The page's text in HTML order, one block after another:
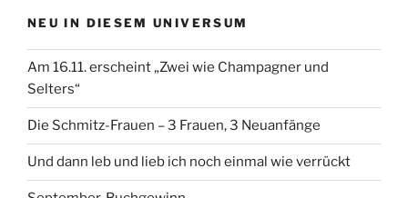
NEU IN DIESEM UNIVERSUM
Am 16.11. erscheint „Zwei wie Champagner und
Selters“
Die Schmitz-Frauen – 3 Frauen, 3 Neuanfänge
Und dann leb und lieb ich noch einmal wie verrückt